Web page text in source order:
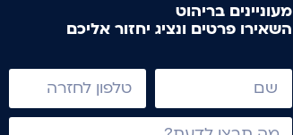
מעוניינים בריהוט
השאירו פרטים ונציג יחזור אליכם